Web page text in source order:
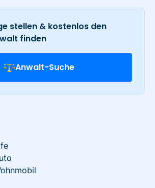
stellen & kostenlos den
finden
Anwalt-Suche